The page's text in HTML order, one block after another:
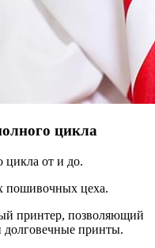
цикла
цикла от и до.
пошивочных цеха.
принтер, позволяющий
долговечные принты.